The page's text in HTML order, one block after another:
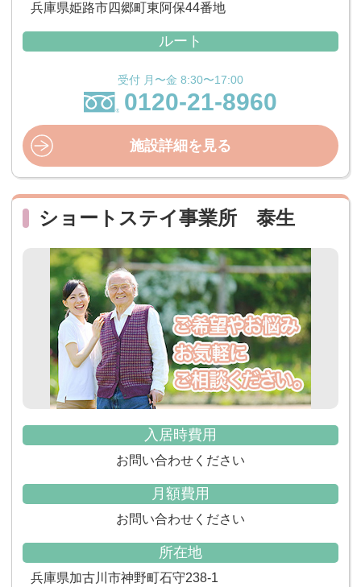
兵庫県姫路市四郷町東阿保44番地
ルート
受付 月〜金 8:30〜17:00
0120-21-8960
施設詳細を見る
ショートステイ事業所 泰生
入居時費用
お問い合わせください
月額費用
お問い合わせください
所在地
兵庫県加古川市神野町石守238-1